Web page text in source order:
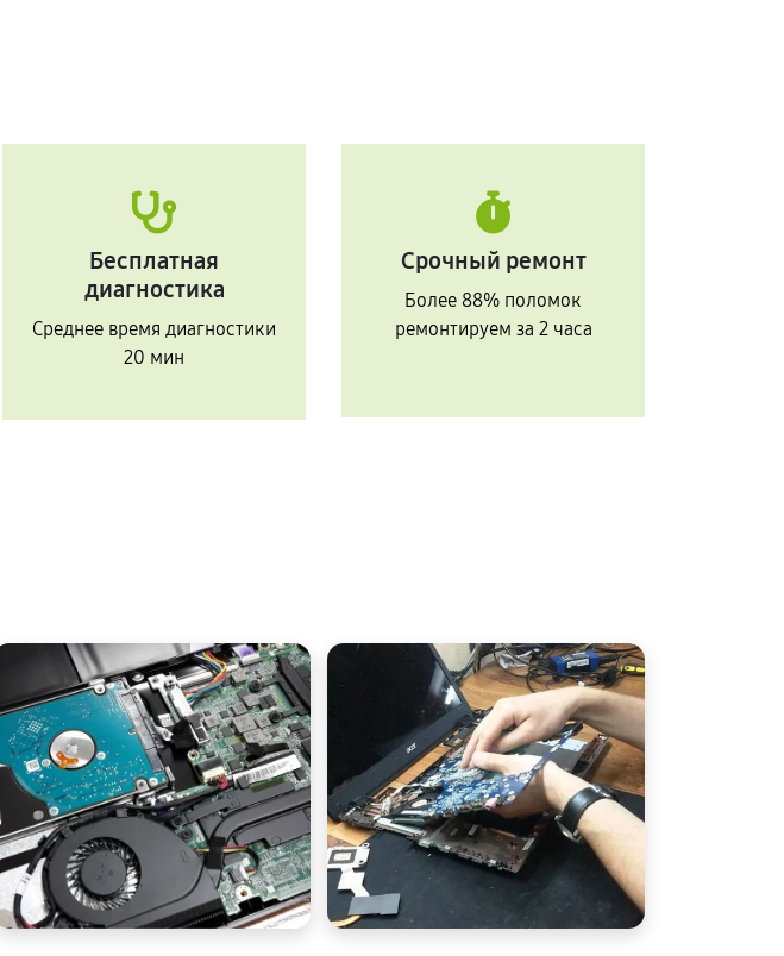
Бесплатная
диагностика
Среднее время диагностики
20 мин
Срочный ремонт
Более 88% поломок
ремонтируем за 2 часа